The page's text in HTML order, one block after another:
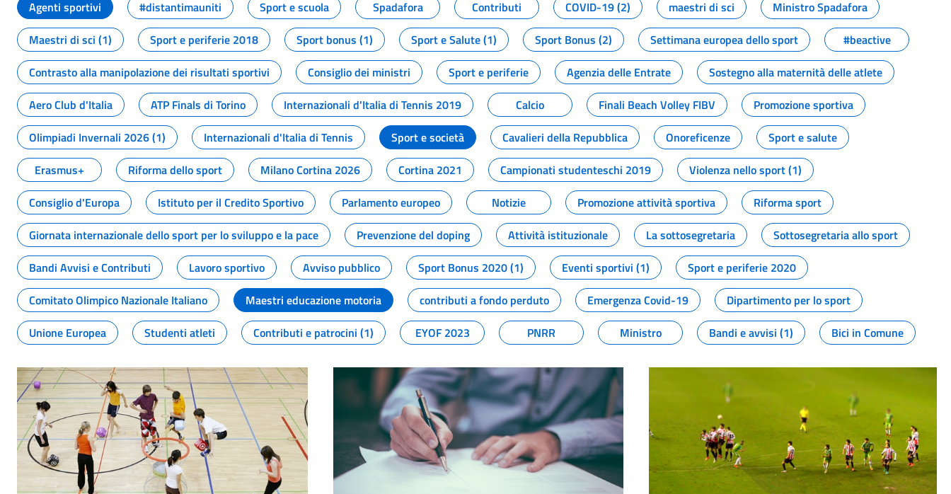
Agenti sportivi
#distantimauniti Sport e scuola Spadafora Contributi COVID-19 (2) maestri di sci
Ministro Spadafora
Maestri di sci (1)
Sport e periferie 2018 Sport bonus (1) Sport e Salute (1) Sport Bonus (2) Settimana europea dello sport
#beactive
Contrasto alla manipolazione dei risultati sportivi
Consiglio dei ministri Sport e periferie Agenzia delle Entrate
Sostegno alla maternità delle atlete
Aero Club d'Italia
ATP Finals di Torino Internazionali d'Italia di Tennis 2019 Calcio Finali Beach Volley FIBV
Promozione sportiva
Olimpiadi Invernali 2026 (1)
Internazionali d'Italia di Tennis Sport e società Cavalieri della Repubblica Onoreficenze
Sport e salute
Erasmus+
Riforma dello sport Milano Cortina 2026 Cortina 2021 Campionati studenteschi 2019
Violenza nello sport (1)
Consiglio d'Europa
Istituto per il Credito Sportivo Parlamento europeo Notizie Promozione attività sportiva
Riforma sport
Giornata internazionale dello sport per lo sviluppo e la pace
Prevenzione del doping Attività istituzionale La sottosegretaria
Sottosegretaria allo sport
Bandi Avvisi e Contributi
Lavoro sportivo Avviso pubblico Sport Bonus 2020 (1) Eventi sportivi (1)
Sport e periferie 2020
Comitato Olimpico Nazionale Italiano
Maestri educazione motoria contributi a fondo perduto Emergenza Covid-19
Dipartimento per lo sport
Unione Europea
Studenti atleti Contributi e patrocini (1) EYOF 2023 PNRR Ministro Bandi e avvisi (1) Bici in Comune